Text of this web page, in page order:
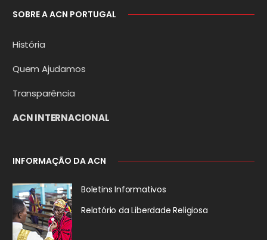
SOBRE A ACN PORTUGAL
História
Quem Ajudamos
Transparência
ACN INTERNACIONAL
INFORMAÇÃO DA ACN
Boletins Informativos
Relatório da Liberdade Religiosa